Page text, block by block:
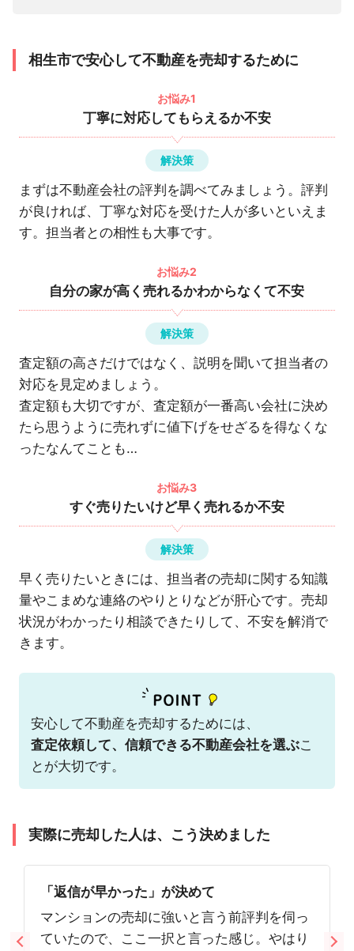
相生市で安心して不動産を売却するために
お悩み1
丁寧に対応してもらえるか不安
解決策
まずは不動産会社の評判を調べてみましょう。評判
が良ければ、丁寧な対応を受けた人が多いといえま
す。担当者との相性も大事です。
お悩み2
自分の家が高く売れるかわからなくて不安
解決策
査定額の高さだけではなく、説明を聞いて担当者の
対応を見定めましょう。
査定額も大切ですが、査定額が一番高い会社に決め
たら思うように売れずに値下げをせざるを得なくな
ったなんてことも…
お悩み3
すぐ売りたいけど早く売れるか不安
解決策
早く売りたいときには、担当者の売却に関する知識
量やこまめな連絡のやりとりなどが肝心です。売却
状況がわかったり相談できたりして、不安を解消で
きます。
安心して不動産を売却するためには、
査定依頼して、信頼できる不動産会社を選ぶこ
とが大切です。
実際に売却した人は、こう決めました
「返信が早かった」が決めて
マンションの売却に強いと言う前評判を伺っ
ていたので、ここ一択と言った感じ。やはり